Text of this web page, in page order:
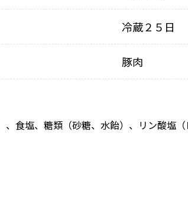
冷蔵２５日
豚肉
、食塩、糖類（砂糖、水飴）、リン酸塩